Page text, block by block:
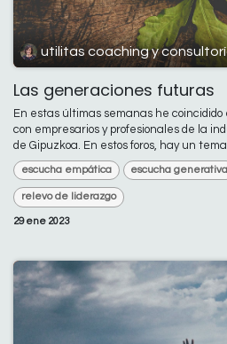
utilitas coaching y
Las generaciones futuras
En estas últimas semanas he
con empresarios y profesionales de la
de Gipuzkoa. En estos foros, hay un tema
escucha empática escucha generativa
relevo de liderazgo
29 ene 2023